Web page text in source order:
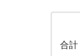
合計